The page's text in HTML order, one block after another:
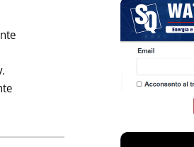
tutta la notizia: 'ANTISMOG: MANCA